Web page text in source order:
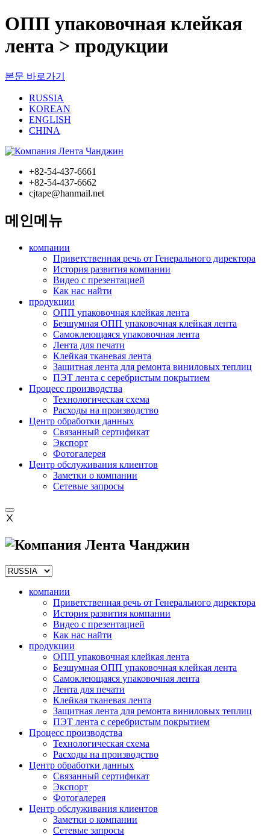
ОПП упаковочная клейкая
лента > продукции
본문 바로가기
RUSSIA
KOREAN
ENGLISH
CHINA
+82-54-437-6661
+82-54-437-6662
cjtape@hanmail.net
메인메뉴
компании
Приветственная речь от Генерального директора
История развития компании
Видео с презентацией
Как нас найти
продукции
ОПП упаковочная клейкая лента
Безшумная ОПП упаковочная клейкая лента
Самоклеющаяся упаковочная лента
Лента для печати
Клейкая тканевая лента
Защитная лента для ремонта виниловых теплиц
ПЭТ лента с серебристым покрытием
Процесс производства
Технологическая схема
Расходы на производство
Центр обработки данных
Связанный сертификат
Экспорт
Фотогалерея
Центр обслуживания клиентов
Заметки о компании
Сетевые запросы
Ⅹ
компании
Приветственная речь от Генерального директора
История развития компании
Видео с презентацией
Как нас найти
продукции
ОПП упаковочная клейкая лента
Безшумная ОПП упаковочная клейкая лента
Самоклеющаяся упаковочная лента
Лента для печати
Клейкая тканевая лента
Защитная лента для ремонта виниловых теплиц
ПЭТ лента с серебристым покрытием
Процесс производства
Технологическая схема
Расходы на производство
Центр обработки данных
Связанный сертификат
Экспорт
Фотогалерея
Центр обслуживания клиентов
Заметки о компании
Сетевые запросы